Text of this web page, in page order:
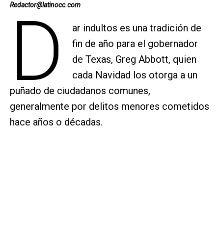
Redactor@latinocc.com
D
ar indultos es una tradición de
fin de año para el gobernador
de Texas, Greg Abbott, quien
cada Navidad los otorga a un
puñado de ciudadanos comunes,
generalmente por delitos menores cometidos
hace años o décadas.